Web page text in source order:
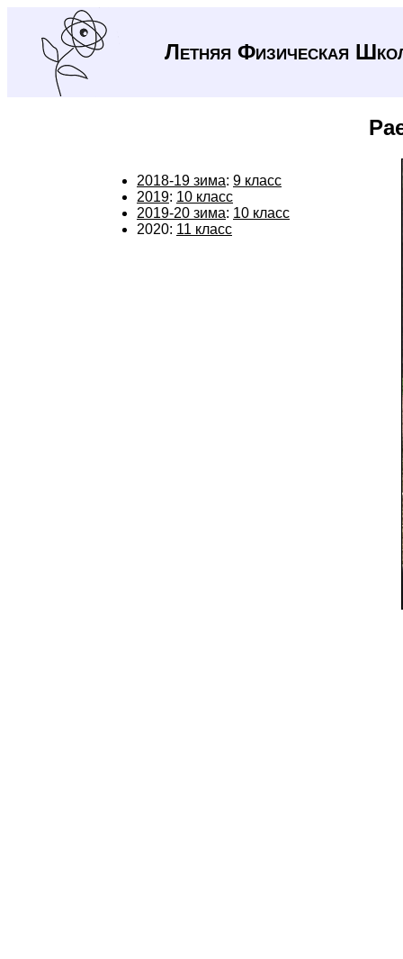
Летняя Физическая
2018-19 зима: 9 класс
2019: 10 класс
2019-20 зима: 10 класс
2020: 11 класс